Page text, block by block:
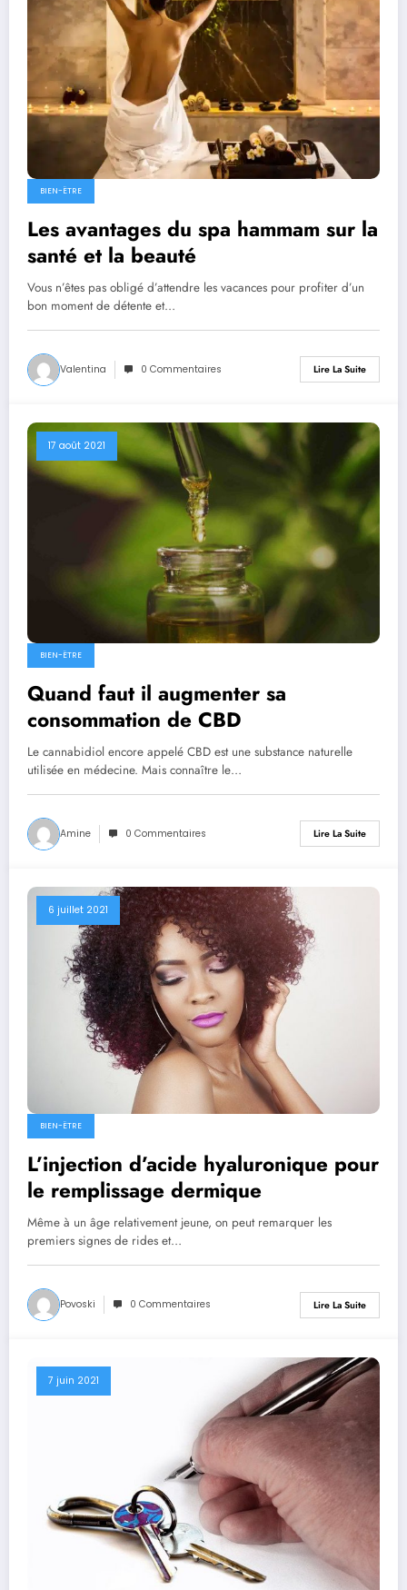
BIEN-ËTRE
Les avantages du spa hammam sur la
santé et la beauté
Vous n’êtes pas obligé d’attendre les vacances pour profiter d’un
bon moment de détente et…
Valentina 0 Commentaires Lire La Suite
17 août 2021
BIEN-ËTRE
Quand faut il augmenter sa
consommation de CBD
Le cannabidiol encore appelé CBD est une substance naturelle
utilisée en médecine. Mais connaître le…
Amine 0 Commentaires Lire La Suite
6 juillet 2021
BIEN-ËTRE
L’injection d’acide hyaluronique pour
le remplissage dermique
Même à un âge relativement jeune, on peut remarquer les
premiers signes de rides et…
Povoski 0 Commentaires Lire La Suite
7 juin 2021